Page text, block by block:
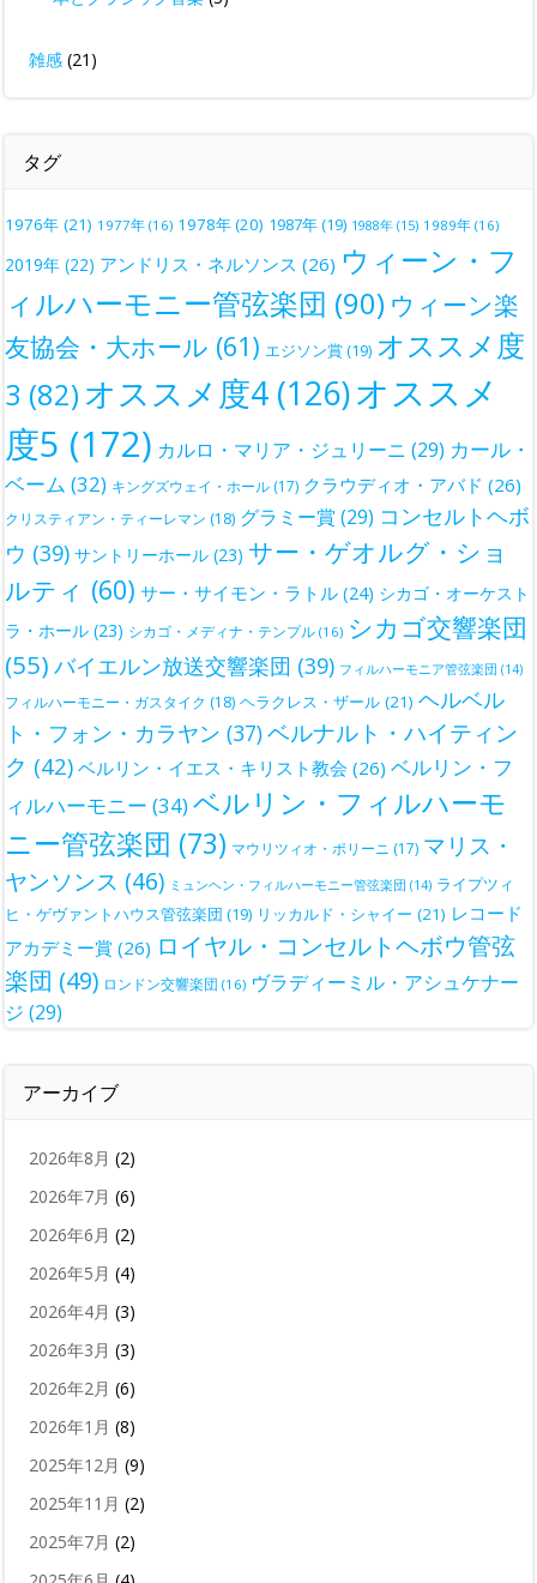
雑感 (21)
タグ
1976年 (21) 1977年 (16) 1978年(20) 1987年(19) 1988年 (15) 1989年 (16)
2019年 (22) アンドリス・ネルソンス (26) ウィーン・フ
ィルハーモニー管弦楽団 (90) ウィーン楽
友協会・大ホール (61) エジソン賞(19) オススメ度
3 (82) オススメ度4 (126)オススメ
度5 (172) カルロ・マリア・ジュリーニ (29) カール・
ベーム (32) キングズウェイ・ホール (17) クラウディオ・アバド (26)
クリスティアン・ティーレマン (18) グラミー賞 (29) コンセルトヘボ
ウ (39) サントリーホール (23) サー・ゲオルグ・ショ
ルティ (60) サー・サイモン・ラトル (24) シカゴ・オーケスト
ラ・ホール (23) シカゴ・メディナ・テンプル (16) シカゴ交響楽団
(55) バイエルン放送交響楽団 (39) フィルハーモニア管弦楽団 (14)
フィルハーモニー・ガスタイク (18) ヘラクレス・ザール (21) ヘルベル
ト・フォン・カラヤン (37)ベルナルト・ハイティン
ク (42) ベルリン・イエス・キリスト教会 (26) ベルリン・フ
ィルハーモニー (34)ベルリン・フィルハーモ
ニー管弦楽団 (73) マウリツィオ・ポリーニ (17) マリス・
ヤンソンス (46) ミュンヘン・フィルハーモニー管弦楽団 (14) ライプツィ
ヒ・ゲヴァントハウス管弦楽団 (19) リッカルド・シャイー (21) レコード
アカデミー賞 (26) ロイヤル・コンセルトヘボウ管弦
楽団 (49) ロンドン交響楽団 (16) ヴラディーミル・アシュケナー
ジ (29)
アーカイブ
2026年8月 (2)
2026年7月 (6)
2026年6月 (2)
2026年5月 (4)
2026年4月 (3)
2026年3月 (3)
2026年2月 (6)
2026年1月 (8)
2025年12月 (9)
2025年11月 (2)
2025年7月 (2)